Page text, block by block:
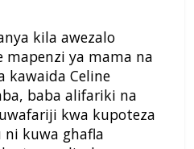
kila awezalo
ya mama na
kawaida Celine
baba alifariki na
kwa kupoteza
ni kuwa ghafla